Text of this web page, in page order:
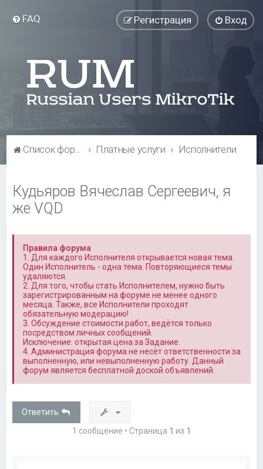
FAQ Вход
Регистрация
Список форумов Платные услуги Исполнители
Кудьяров Вячеслав Сергеевич, я
же VQD
Правила форума
1. Для каждого Исполнителя открывается новая тема.
Один Исполнитель - одна тема. Повторяющиеся темы
удаляются.
2. Для того, чтобы стать Исполнителем, нужно быть
зарегистрированным на форуме не менее одного
месяца. Также, все Исполнители проходят
обязательную модерацию!
3. Обсуждение стоимости работ, ведётся только
посредством личных сообщений.
Исключение: открытая цена за Задание.
4. Администрация форума не несёт ответственности за
выполненную, или невыполненную работу. Данный
форум является бесплатной доской объявлений.
Ответить
1 сообщение • Страница 1 из 1